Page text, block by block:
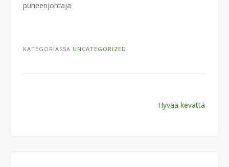
puheenjohtaja
KATEGORIASSA UNCATEGORIZED
Hyvää kevättä